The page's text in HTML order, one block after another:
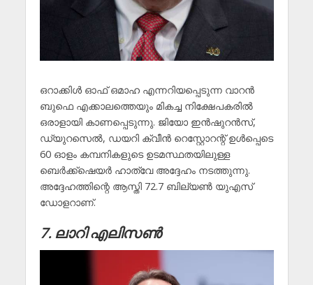
ഒറാക്കിൾ ഓഫ് ഒമാഹ എന്നറിയപ്പെടുന്ന വാറൻ
ബുഫെ എക്കാലത്തെയും മികച്ച നിക്ഷേപകരിൽ
ഒരാളായി കാണപ്പെടുന്നു. ജിയോ ഇൻഷുറൻസ്,
ഡ്യുറസെൽ, ഡയറി ക്വീൻ റെസ്റ്റോറന്റ് ഉൾപ്പെടെ
60 ഓളം കമ്പനികളുടെ ഉടമസ്ഥതയിലുള്ള
ബെർക്ക്‌ഷെയർ ഹാത്‌വേ അദ്ദേഹം നടത്തുന്നു.
അദ്ദേഹത്തിന്റെ ആസ്തി 72.7 ബില്യൺ യുഎസ്
ഡോളറാണ്.
7. ലാറി എലിസൺ